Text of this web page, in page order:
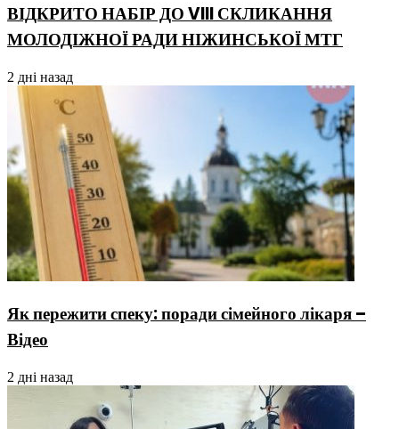
ВІДКРИТО НАБІР ДО VIII СКЛИКАННЯ
МОЛОДІЖНОЇ РАДИ НІЖИНСЬКОЇ МТГ
2 дні назад
Як пережити спеку: поради сімейного лікаря –
Відео
2 дні назад